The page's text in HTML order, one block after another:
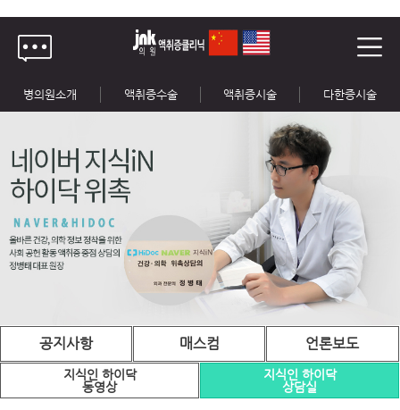
병의원소개 액취증수술 액취증시술 다한증시술
공지사항 매스컴 언론보도
지식인 하이닥
동영상
지식인 하이닥
상담실